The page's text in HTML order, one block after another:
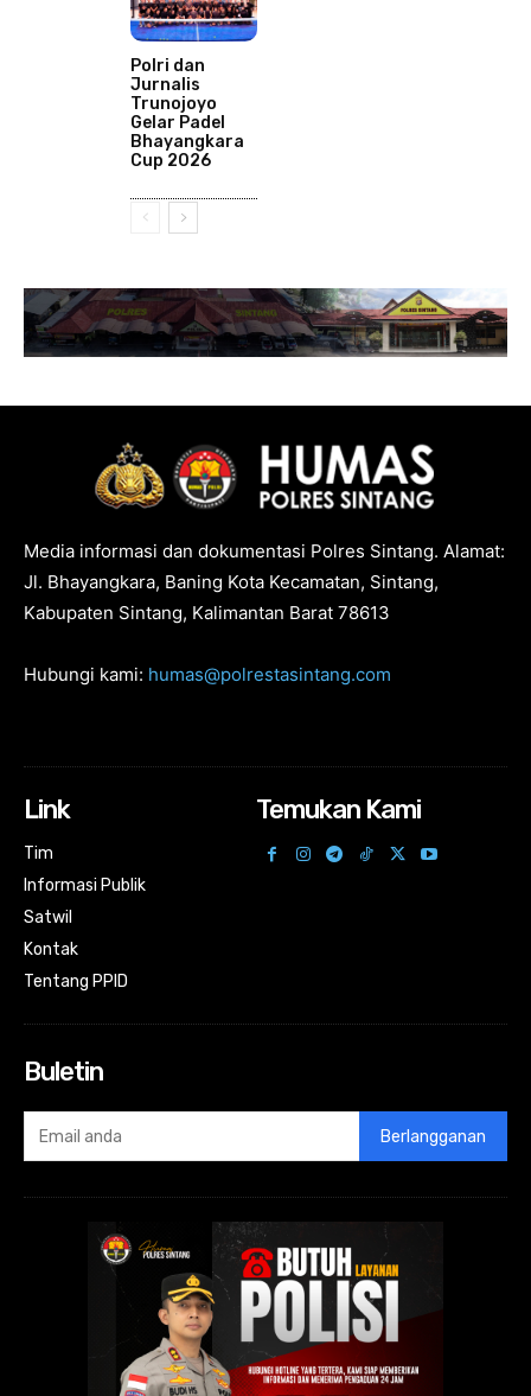
Polri dan
Jurnalis
Trunojoyo
Gelar Padel
Bhayangkara
Cup 2026
Media informasi dan dokumentasi Polres Sintang. Alamat:
Jl. Bhayangkara, Baning Kota Kecamatan, Sintang,
Kabupaten Sintang, Kalimantan Barat 78613
Hubungi kami: humas@polrestasintang.com
Link
Tim
Informasi Publik
Satwil
Kontak
Tentang PPID
Temukan Kami
Buletin
Berlangganan